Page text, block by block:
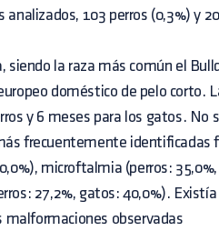
103 perros (0,3%) y
siendo la raza más común el
doméstico de pelo corto.
y 6 meses para los gatos. No
frecuentemente identificadas
microftalmia (perros:
27,2%, gatos: 40,0%).
malformaciones observadas